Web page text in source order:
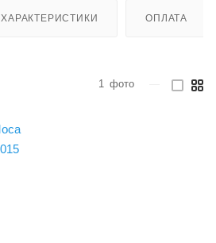
ХАРАКТЕРИСТИКИ ОПЛАТА
1 фото